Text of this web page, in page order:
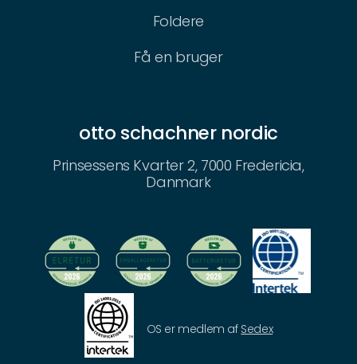
Foldere
Få en bruger
otto schachner nordic
Prinsessens Kvarter 2, 7000 Fredericia,
Danmark
OS er medlem af Sedex